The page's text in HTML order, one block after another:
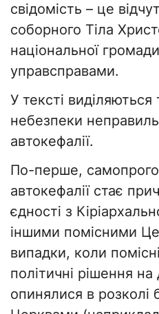
свідомість – це
соборного Тіла
національної
управсправами.
У тексті виділяються
небезпеки
автокефалії.
По-перше,
автокефалії стає
єдності з
іншими помісними
випадки, коли
політичні рішення на
опинялися в розколі